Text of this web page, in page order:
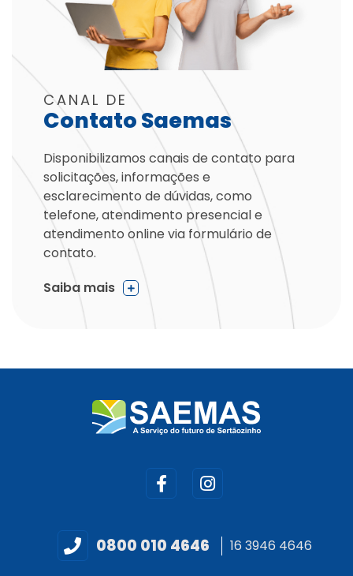
CANAL DE
Contato Saemas
Disponibilizamos canais de contato para
solicitações, informações e
esclarecimento de dúvidas, como
telefone, atendimento presencial e
atendimento online via formulário de
contato.
Saiba mais
0800 010 4646 16 3946 4646